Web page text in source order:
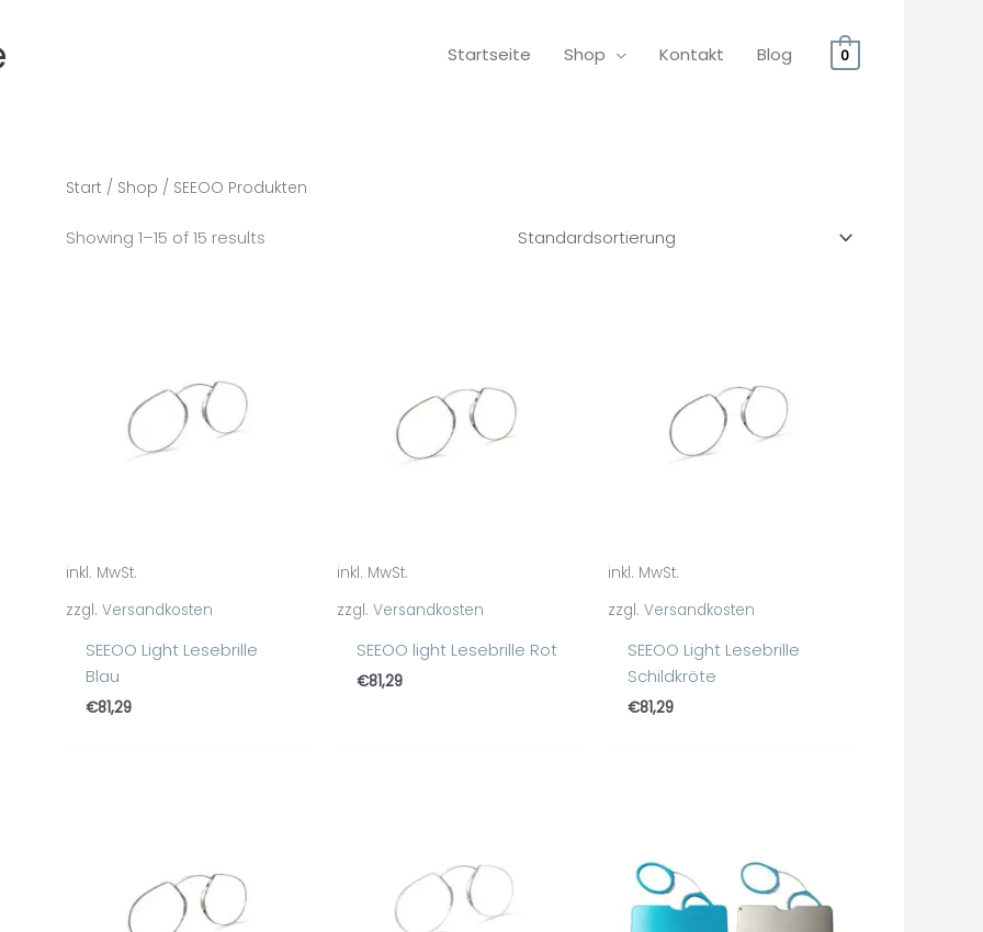
Startseite Shop Kontakt Blog 0
Start / Shop / SEEOO Produkten
Showing 1–15 of 15 results
inkl. MwSt.
zzgl. Versandkosten
SEEOO Light Lesebrille
Blau
€81,29
inkl. MwSt.
zzgl. Versandkosten
SEEOO light Lesebrille Rot
€81,29
inkl. MwSt.
zzgl. Versandkosten
SEEOO Light Lesebrille
Schildkröte
€81,29